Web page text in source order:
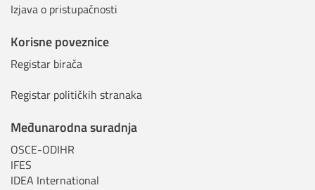
Izjava o pristupačnosti
Korisne poveznice
Registar birača
Registar političkih stranaka
Međunarodna suradnja
OSCE-ODIHR
IFES
IDEA International